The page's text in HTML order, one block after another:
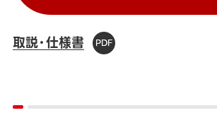
取説・仕様書